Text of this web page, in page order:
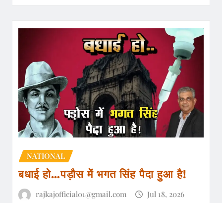
NATIONAL
बधाई हो…पड़ौस में भगत सिंह पैदा हुआ है!
rajkajofficial01@gmail.com Jul 18, 2026